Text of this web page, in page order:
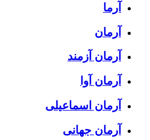
آرما
آرمان
آرمان آزمند
آرمان آوا
آرمان اسماعیلی
آرمان جهانی